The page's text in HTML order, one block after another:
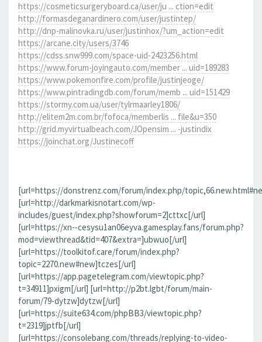
https://cosmeticsurgeryboard.ca/user/ju ... ction=edit
http://formasdeganardinero.com/user/justintep/
http://dnp-malinovka.ru/user/justinhox/?um_action=edit
https://arcane.city/users/3746
https://cdss.snw999.com/space-uid-2423256.html
https://www.forum-joyingauto.com/member ... uid=189283
https://www.pokemonfire.com/profile/justinjeoge/
https://www.pintradingdb.com/forum/memb ... uid=151429
https://stormy.com.ua/user/tylrmaarley1806/
http://elitem2m.com.br/fofoca/memberlis ... file&u=350
http://grid.myvirtualbeach.com/JOpensim ... -justindix
https://joinchat.org/Justinecoff
[url=https://donstrenz.com/forum/index.php/
[url=http://darkmarkisnotart.com/wp-
includes/guest/index.php?showforum=2]cttxc[/url]
[url=https://xn--cesysu1an06eyva.gamesplay.fans/forum.php?
mod=viewthread&tid=407&extra=]ubwuo[/url]
[url=https://toolkitof.care/forum/index.php?
topic=2270.new#new]tczes[/url]
[url=https://app.pagetelegram.com/viewtopic.php?
t=34911]pxigm[/url] [url=http://p2bt.lgbt/forum/main-
forum/79-dytzw]dytzw[/url]
[url=https://suite634.com/phpBB3/viewtopic.php?
t=2319]jptfb[/url]
[url=https://consolebang.com/threads/replying-to-video-